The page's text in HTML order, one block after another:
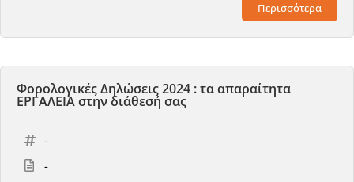
Περισσότερα
Φορολογικές Δηλώσεις 2024 : τα απαραίτητα
ΕΡΓΑΛΕΙΑ στην διάθεσή σας
-
-